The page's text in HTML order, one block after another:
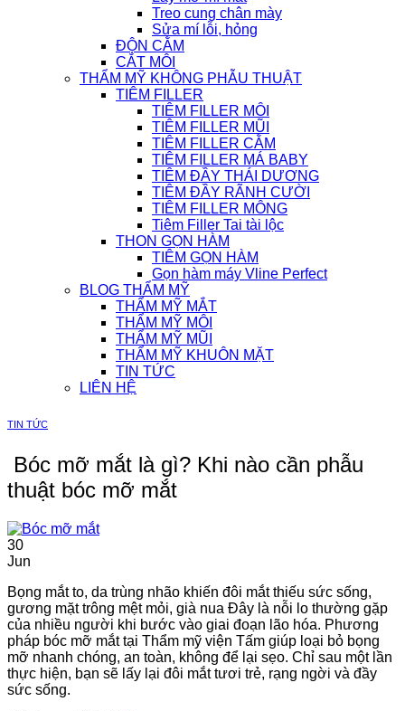
Treo cung chân mày
Sửa mí lỗi, hỏng
ĐỘN CẰM
CẮT MÔI
THẨM MỸ KHÔNG PHẪU THUẬT
TIÊM FILLER
TIÊM FILLER MÔI
TIÊM FILLER MŨI
TIÊM FILLER CẰM
TIÊM FILLER MÁ BABY
TIÊM ĐẦY THÁI DƯƠNG
TIÊM ĐẦY RÃNH CƯỜI
TIÊM FILLER MÔNG
Tiêm Filler Tai tài lộc
THON GỌN HÀM
TIÊM GỌN HÀM
Gọn hàm máy Vline Perfect
BLOG THẨM MỸ
THẨM MỸ MẮT
THẨM MỸ MÔI
THẨM MỸ MŨI
THẨM MỸ KHUÔN MẶT
TIN TỨC
LIÊN HỆ
TIN TỨC
Bóc mỡ mắt là gì? Khi nào cần phẫu
thuật bóc mỡ mắt
30
Jun
Bọng mắt to, da trùng nhão khiến đôi mắt thiếu sức sống,
gương mặt trông mệt mỏi, già nua Đây là nỗi lo thường gặp
của nhiều người khi bước vào giai đoạn lão hóa. Phương
pháp bóc mỡ mắt tại Thẩm mỹ viện Tấm giúp loại bỏ bọng
mỡ nhanh chóng, an toàn, không để lại sẹo. Chỉ sau một lần
thực hiện, bạn sẽ lấy lại đôi mắt tươi trẻ, rạng ngời và đầy
sức sống.